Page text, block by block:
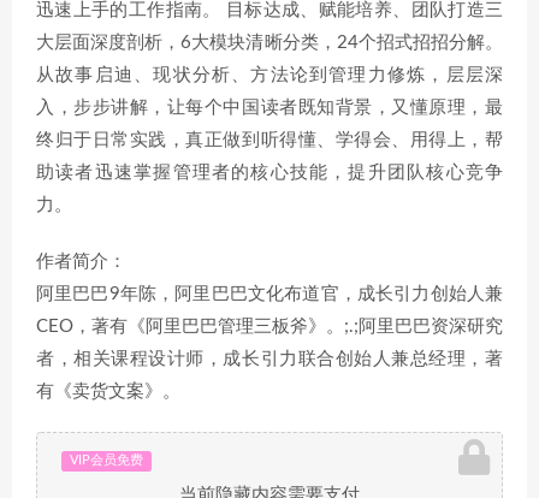
迅速上手的工作指南。 目标达成、赋能培养、团队打造三
大层面深度剖析，6大模块清晰分类，24个招式招招分解。
从故事启迪、现状分析、方法论到管理力修炼，层层深
入，步步讲解，让每个中国读者既知背景，又懂原理，最
终归于日常实践，真正做到听得懂、学得会、用得上，帮
助读者迅速掌握管理者的核心技能，提升团队核心竞争
力。
作者简介：
阿里巴巴9年陈，阿里巴巴文化布道官，成长引力创始人兼
CEO，著有《阿里巴巴管理三板斧》。;.;阿里巴巴资深研究
者，相关课程设计师，成长引力联合创始人兼总经理，著
有《卖货文案》。
VIP会员免费